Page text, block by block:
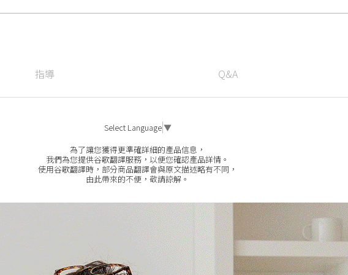
指導 Q&A
Select Language▼
為了讓您獲得更準確詳細的產品信息，
我們為您提供谷歌翻譯服務，以便您確認產品詳情。
使用谷歌翻譯時，部分商品翻譯會與原文描述略有不同，
由此帶來的不便，敬請諒解。